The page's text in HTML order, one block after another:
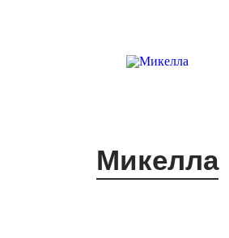
Микелла